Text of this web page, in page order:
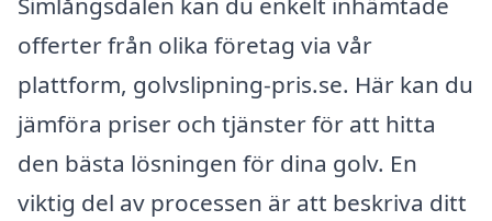
offerter från olika företag via vår
plattform, golvslipning-pris.se. Här kan du
jämföra priser och tjänster för att hitta
den bästa lösningen för dina golv. En
viktig del av processen är att beskriva ditt